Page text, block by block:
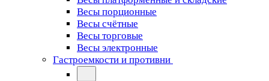
Весы порционные
Весы счётные
Весы торговые
Весы электронные
Гастроемкости и противни